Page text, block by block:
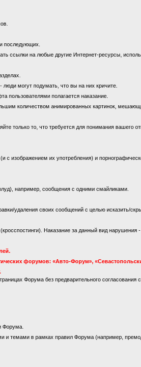
последующих.
ссылки на любые другие Интернет-ресурсы,
могут подумать, что вы на них кричите.
пользователями полагается наказание.
количеством анимированных картинок,
только то, что требуется для понимания вашего
изображением их употребления) и
например, сообщения с одними смайликами.
удаления своих сообщений с целью исказить/
Наказание за данный вид нарушения -
форумов: «Авто-Форум»,
Форума без предварительного согласования
Форума.
и темами в рамках правил Форума (например,